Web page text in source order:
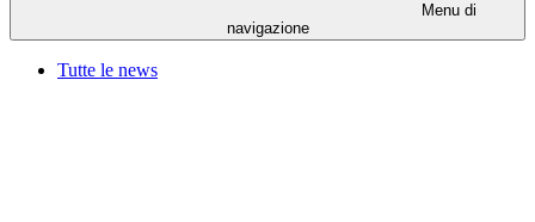
Menu di
navigazione
Tutte le news